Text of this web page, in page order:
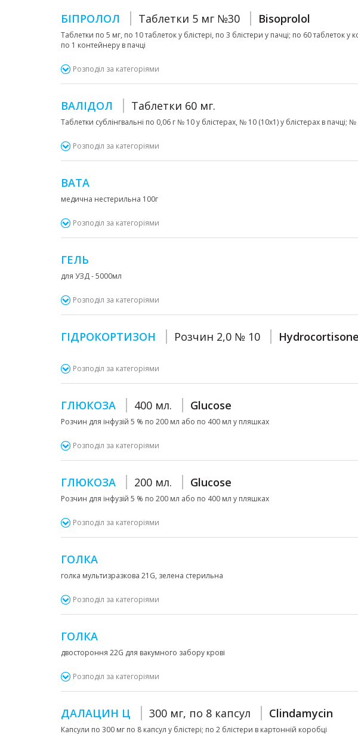
БІПРОЛОЛ Таблетки 5 мг №30 Bisoprolol
Таблетки по 5 мг, по 10 таблеток у блістері, по 3 блістери у пачці; по 60 таблеток
по 1 контейнеру в пачці
Розподіл за категоріями
ВАЛІДОЛ Таблетки 60 мг.
Таблетки сублінгвальні по 0,06 г № 10 у блістерах, № 10 (10х1) у блістерах в пачці; №
Розподіл за категоріями
ВАТА
медична нестерильна 100г
Розподіл за категоріями
ГЕЛЬ
для УЗД - 5000мл
Розподіл за категоріями
ГІДРОКОРТИЗОН Розчин 2,0 № 10 Hydrocortisone
Розподіл за категоріями
ГЛЮКОЗА 400 мл. Glucose
Розчин для інфузій 5 % по 200 мл або по 400 мл у пляшках
Розподіл за категоріями
ГЛЮКОЗА 200 мл. Glucose
Розчин для інфузій 5 % по 200 мл або по 400 мл у пляшках
Розподіл за категоріями
ГОЛКА
голка мультизразкова 21G, зелена стерильна
Розподіл за категоріями
ГОЛКА
двостороння 22G для вакумного забору крові
Розподіл за категоріями
ДАЛАЦИН Ц 300 мг, по 8 капсул Clindamycin
Капсули по 300 мг по 8 капсул у блістері; по 2 блістери в картонній коробці